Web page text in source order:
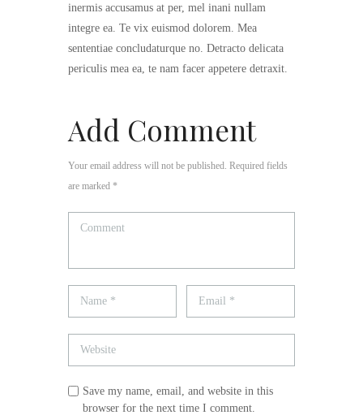
inermis accusamus at per, mel inani nullam
integre ea. Te vix euismod dolorem. Mea
sententiae concludaturque no. Detracto delicata
periculis mea ea, te nam facer appetere detraxit.
Add Comment
Your email address will not be published. Required fields
are marked *
Save my name, email, and website in this
browser for the next time I comment.